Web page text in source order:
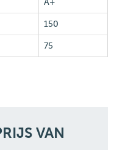
A+
150
75
VAN